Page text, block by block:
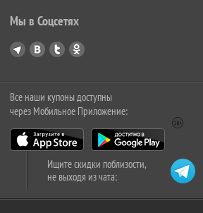
Мы в Соцсетях
Все наши купоны доступны
через Мобильное Приложение:
Ищите скидки поблизости,
не выходя из чата: